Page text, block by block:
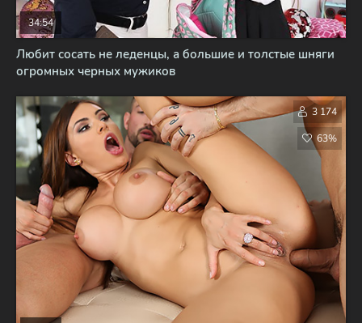
Любит сосать не леденцы, а большие и толстые шняги
огромных черных мужиков
34:54
3 174
63%